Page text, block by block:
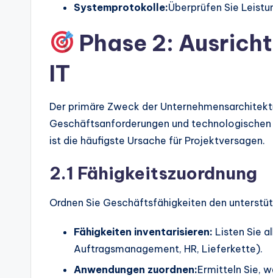
Systemprotokolle:Überprüfen Sie
Phase 2:
IT
Der primäre Zweck der
Geschäftsanforderungen und
ist die häufigste Ursache für Projektversagen.
2.1 Fähigkeitszuordnung
Ordnen Sie Geschäftsfähigkeiten den
Fähigkeiten inventarisieren: Listen Sie
Auftragsmanagement, HR, Lieferkette).
Anwendungen zuordnen:Ermitteln Sie,